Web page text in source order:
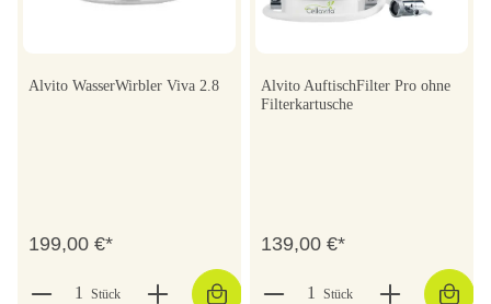
Alvito WasserWirbler Viva 2.8
199,00 €*
Stück
Alvito AuftischFilter Pro ohne
Filterkartusche
139,00 €*
Stück